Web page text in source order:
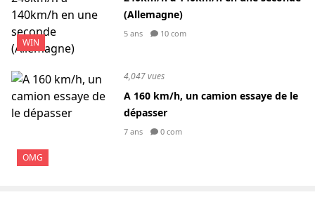
WIN
(Allemagne)
5 ans 10 com
OMG
4,047 vues
A 160 km/h, un camion essaye de le
dépasser
7 ans 0 com